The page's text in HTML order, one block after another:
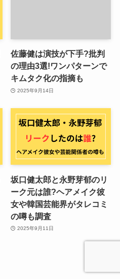
佐藤健は演技が下手?批判
の理由3選!ワンパターンで
キムタク化の指摘も
2025年9月14日
坂口健太郎と永野芽郁のリ
ーク元は誰?ヘアメイク彼
女や韓国芸能界がタレコミ
の噂も調査
2025年9月11日